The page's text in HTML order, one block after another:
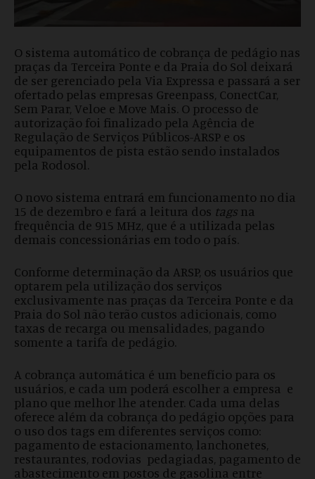
O sistema automático de cobrança de pedágio nas
praças da Terceira Ponte e da Praia do Sol deixará
de ser gerenciado pela Via Expressa e passará a ser
ofertado pelas empresas Greenpass, ConectCar,
Sem Parar, Veloe e Move Mais. O processo de
autorização foi finalizado pela Agência de
Regulação de Serviços Públicos-ARSP e os
equipamentos de pista estão sendo instalados
pela Rodosol.
O novo sistema entrará em funcionamento no dia
15 de dezembro e fará a leitura dos tags na
frequência de 915 MHz, que é a utilizada pelas
demais concessionárias em todo o país.
Conforme determinação da ARSP, os usuários que
optarem pela utilização dos serviços
exclusivamente nas praças da Terceira Ponte e da
Praia do Sol não terão custos adicionais, como
taxas de recarga ou mensalidades, pagando
somente a tarifa de pedágio.
A cobrança automática é um benefício para os
usuários, e cada um poderá escolher a empresa e
plano que melhor lhe atender. Cada uma delas
oferece além da cobrança do pedágio opções para
o uso dos tags em diferentes serviços como:
pagamento de estacionamento, lanchonetes,
restaurantes, rodovias pedagiadas, pagamento de
abastecimento em postos de gasolina entre